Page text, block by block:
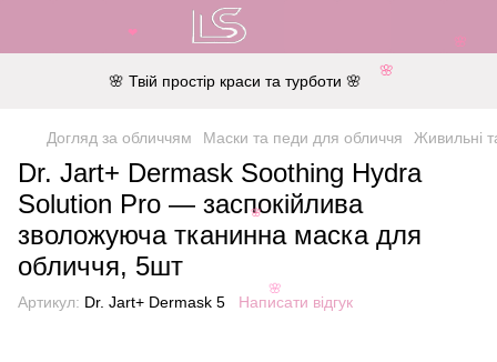
🌸 Твій простір краси та турботи 🌸
Догляд за обличчям Маски та педи для обличчя Живильні
Dr. Jart+ Dermask Soothing Hydra
Solution Pro — заспокійлива
зволожуюча тканинна маска для
обличчя, 5шт
Артикул: Dr. Jart+ Dermask 5 Написати відгук
🌸
🌸
🌸